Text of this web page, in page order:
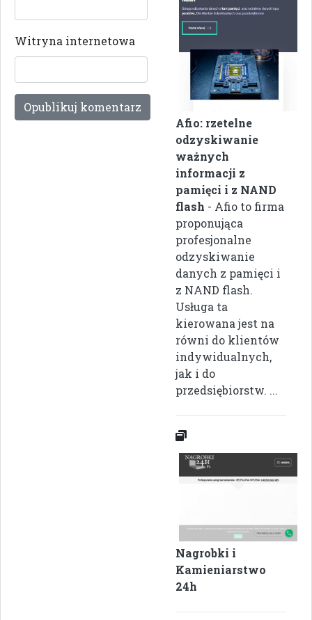
Witryna internetowa
Afio: rzetelne
odzyskiwanie
ważnych
informacji z
pamięci i z NAND
flash - Afio to firma
proponująca
profesjonalne
odzyskiwanie
danych z pamięci i
z NAND flash.
Usługa ta
kierowana jest na
równi do klientów
indywidualnych,
jak i do
przedsiębiorstw. ...
Nagrobki i
Kamieniarstwo
24h